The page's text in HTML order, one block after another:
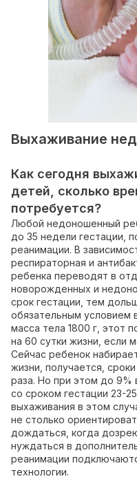
Выхаживание
Как сегодня
детей, сколько
потребуется?
Любой недоношенный
до 35 недели гестации,
реанимации. В
респираторная и
ребенка переводят в
новорожденных и
срок гестации, тем
обязательным условием
масса тела 1800 г, этот
на 60 сутки жизни, если
Сейчас ребенок
жизни, получается,
раза. Но при этом до
со сроком гестации 23-
выхаживания в этом
не столько
дождаться, когда
нуждаться в
реанимации
технологии.